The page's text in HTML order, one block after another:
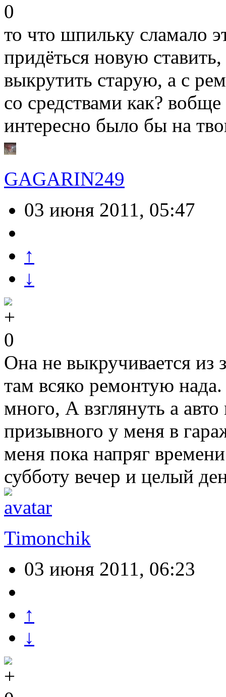
0
то что шпильку сламало
придёться новую
выкрутить старую, а с
со средствами как?
интересно было бы на
GAGARIN249
03 июня 2011, 05:47
↑
↓
0
Она не выкручивается из
там всяко ремонтую
много, А взглянуть а
призывного у меня в
меня пока напряг
субботу вечер и целый
Timonchik
03 июня 2011, 06:23
↑
↓